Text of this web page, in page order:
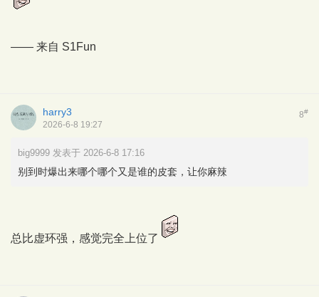
—— 来自 S1Fun
8#
harry3
2026-6-8 19:27
big9999 发表于 2026-6-8 17:16
别到时爆出来哪个哪个又是谁的皮套，让你麻辣
总比虚环强，感觉完全上位了